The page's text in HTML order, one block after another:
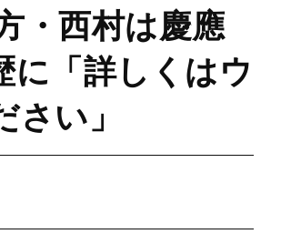
・西村は慶應
に「詳しくはウ
い」